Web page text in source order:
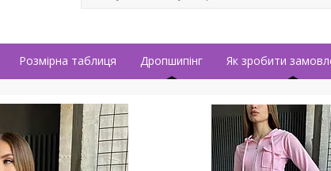
Розмірна таблиця Дропшипінг Як зробити